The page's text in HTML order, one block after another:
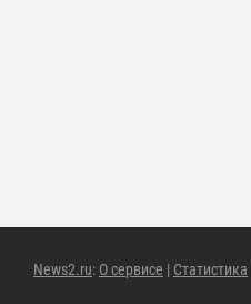
News2.ru: О сервисе | Статистика